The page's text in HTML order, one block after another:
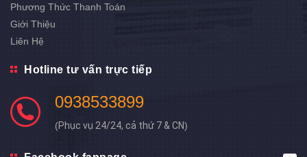
Phương Thức Thanh Toán
Giới Thiệu
Liên Hệ
Hotline tư vấn trực tiếp
0938533899
(Phục vụ 24/24, cả thứ 7 & CN)